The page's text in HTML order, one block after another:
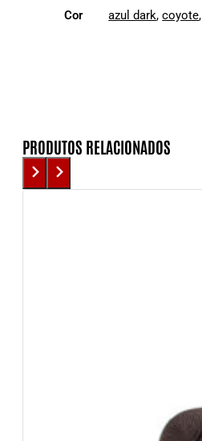
Cor azul dark,coyote,
PRODUTOS RELACIONADOS